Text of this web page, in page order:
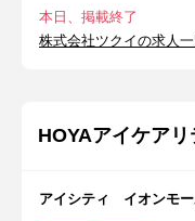
本日、掲載終了
株式会社ツクイの求人
HOYAアイケア
アイシティ イオンモー